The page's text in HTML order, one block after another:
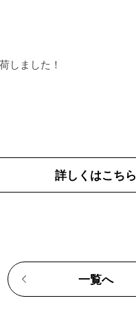
しました！
詳しくはこちら
一覧へ